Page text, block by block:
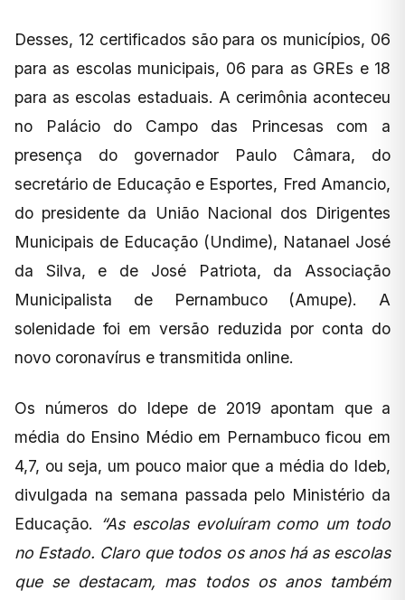
Desses, 12 certificados são para os municípios, 06
para as escolas municipais, 06 para as GREs e 18
para as escolas estaduais. A cerimônia aconteceu
no Palácio do Campo das Princesas com a
presença do governador Paulo Câmara, do
secretário de Educação e Esportes, Fred Amancio,
do presidente da União Nacional dos Dirigentes
Municipais de Educação (Undime), Natanael José
da Silva, e de José Patriota, da Associação
Municipalista de Pernambuco (Amupe). A
solenidade foi em versão reduzida por conta do
novo coronavírus e transmitida online.
Os números do Idepe de 2019 apontam que a
média do Ensino Médio em Pernambuco ficou em
4,7, ou seja, um pouco maior que a média do Ideb,
divulgada na semana passada pelo Ministério da
Educação.
“As escolas evoluíram como um todo
no Estado. Claro que todos os anos há as escolas
que se destacam, mas todos os anos também